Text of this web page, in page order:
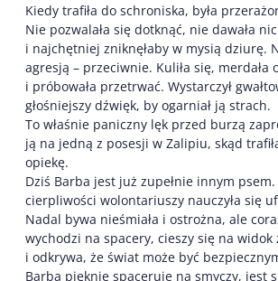
Kiedy trafiła do schroniska, była
Nie pozwalała się dotknąć, nie dawała
i najchętniej zniknęłaby w mysią dziurę.
agresją – przeciwnie. Kuliła się, merdała
i próbowała przetrwać. Wystarczył
głośniejszy dźwięk, by ogarniał ją strach.
To właśnie paniczny lęk przed burzą
ją na jedną z posesji w Zalipiu, skąd
opiekę.
Dziś Barba jest już zupełnie innym psem.
cierpliwości wolontariuszy nauczyła się
Nadal bywa nieśmiała i ostrożna, ale
wychodzi na spacery, cieszy się na widok
i odkrywa, że świat może być
Barba pięknie spaceruje na smyczy, jest